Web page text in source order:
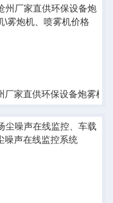
性试验机品牌
厂家直供环保设备炮雾机\